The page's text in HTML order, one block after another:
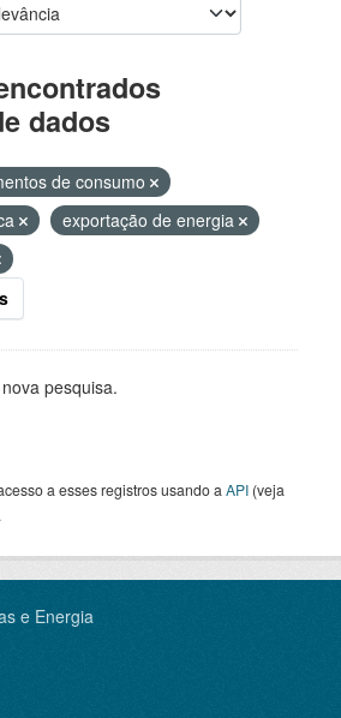
dados
de consumo
exportação de energia
pesquisa.
a esses registros usando a API (veja
e Energia